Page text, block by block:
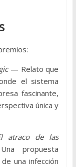
— Relato que
el sistema
fascinante,
única y
atraco de las
propuesta
una infección